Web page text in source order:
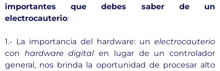
importantes que debes saber de un
electrocauterio:
1.- La importancia del hardware: un electrocauterio
con hardware digitalen lugar de un controlador
general, nos brinda la oportunidad de procesar alto